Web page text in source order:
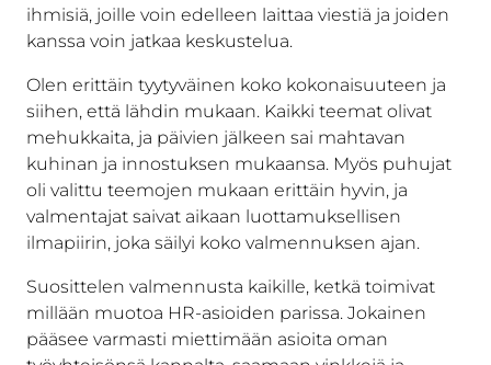
ihmisiä, joille voin edelleen laittaa viestiä ja joiden
kanssa voin jatkaa keskustelua.
Olen erittäin tyytyväinen koko kokonaisuuteen ja
siihen, että lähdin mukaan. Kaikki teemat olivat
mehukkaita, ja päivien jälkeen sai mahtavan
kuhinan ja innostuksen mukaansa. Myös puhujat
oli valittu teemojen mukaan erittäin hyvin, ja
valmentajat saivat aikaan luottamuksellisen
ilmapiirin, joka säilyi koko valmennuksen ajan.
Suosittelen valmennusta kaikille, ketkä toimivat
millään muotoa HR-asioiden parissa. Jokainen
pääsee varmasti miettimään asioita oman